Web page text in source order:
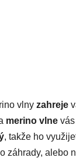
vlny zahreje
merino vlne
, takže ho
záhrady, alebo